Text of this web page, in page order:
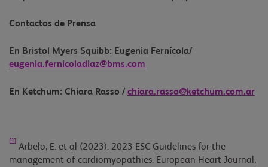
Contactos de Prensa
En Bristol Myers Squibb: Eugenia Fernícola/
eugenia.fernicoladiaz@bms.com
En Ketchum: Chiara Rasso / chiara.rasso@ketchum.com.ar
[1]
Arbelo, E. et al (2023). 2023 ESC Guidelines for the
management of cardiomyopathies. European Heart Journal,